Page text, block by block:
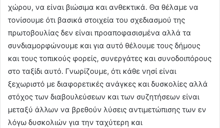
χώρου, να είναι βιώσιμα και ανθεκτικά. Θα θέλαμε να
τονίσουμε ότι βασικά στοιχεία του σχεδιασμού της
πρωτοβουλίας δεν είναι προαποφασισμένα αλλά τα
συνδιαμορφώνουμε και για αυτό θέλουμε τους δήμους
και τους τοπικούς φορείς, συνεργάτες και συνοδοιπόρους
στο ταξίδι αυτό. Γνωρίζουμε, ότι κάθε νησί είναι
ξεχωριστό με διαφορετικές ανάγκες και δυσκολίες αλλά
στόχος των διαβουλεύσεων και των συζητήσεων είναι
μεταξύ άλλων να βρεθούν λύσεις αντιμετώπισης των εν
λόγω δυσκολιών για την ταχύτερη και